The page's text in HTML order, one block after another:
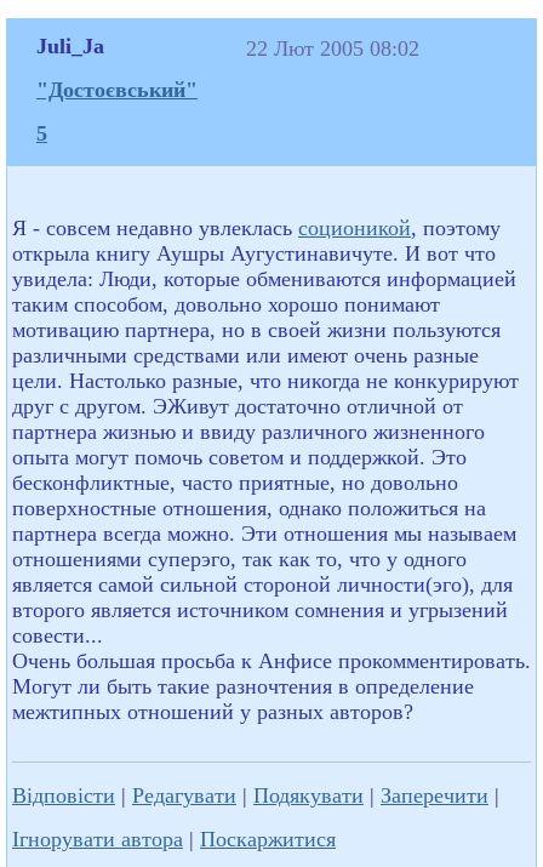
Juli_Ja
"Достоєвський"
5
22 Лют 2005 08:02
Я - совсем недавно увлеклась соционикой, поэтому
открыла книгу Аушры Аугустинавичуте. И вот что
увидела: Люди, которые обмениваются информацией
таким способом, довольно хорошо понимают
мотивацию партнера, но в своей жизни пользуются
различными средствами или имеют очень разные
цели. Настолько разные, что никогда не конкурируют
друг с другом. ЭЖивут достаточно отличной от
партнера жизнью и ввиду различного жизненного
опыта могут помочь советом и поддержкой. Это
бесконфликтные, часто приятные, но довольно
поверхностные отношения, однако положиться на
партнера всегда можно. Эти отношения мы называем
отношениями суперэго, так как то, что у одного
является самой сильной стороной личности(эго), для
второго является источником сомнения и угрызений
совести...
Очень большая просьба к Анфисе прокомментировать.
Могут ли быть такие разночтения в определение
межтипных отношений у разных авторов?
Відповісти | Редагувати | Подякувати | Заперечити |
Ігнорувати автора | Поскаржитися